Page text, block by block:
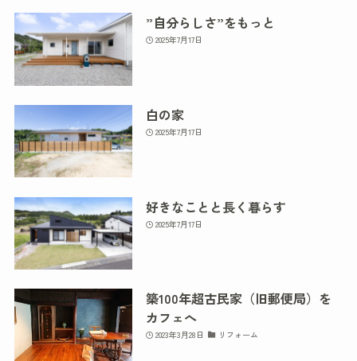
”自分らしさ”をもっと
2025年7月17日
白の家
2025年7月17日
好きなことと長く暮らす
2025年7月17日
築100年超古民家（旧郵便局）を
カフェへ
2023年3月28日 リフォーム